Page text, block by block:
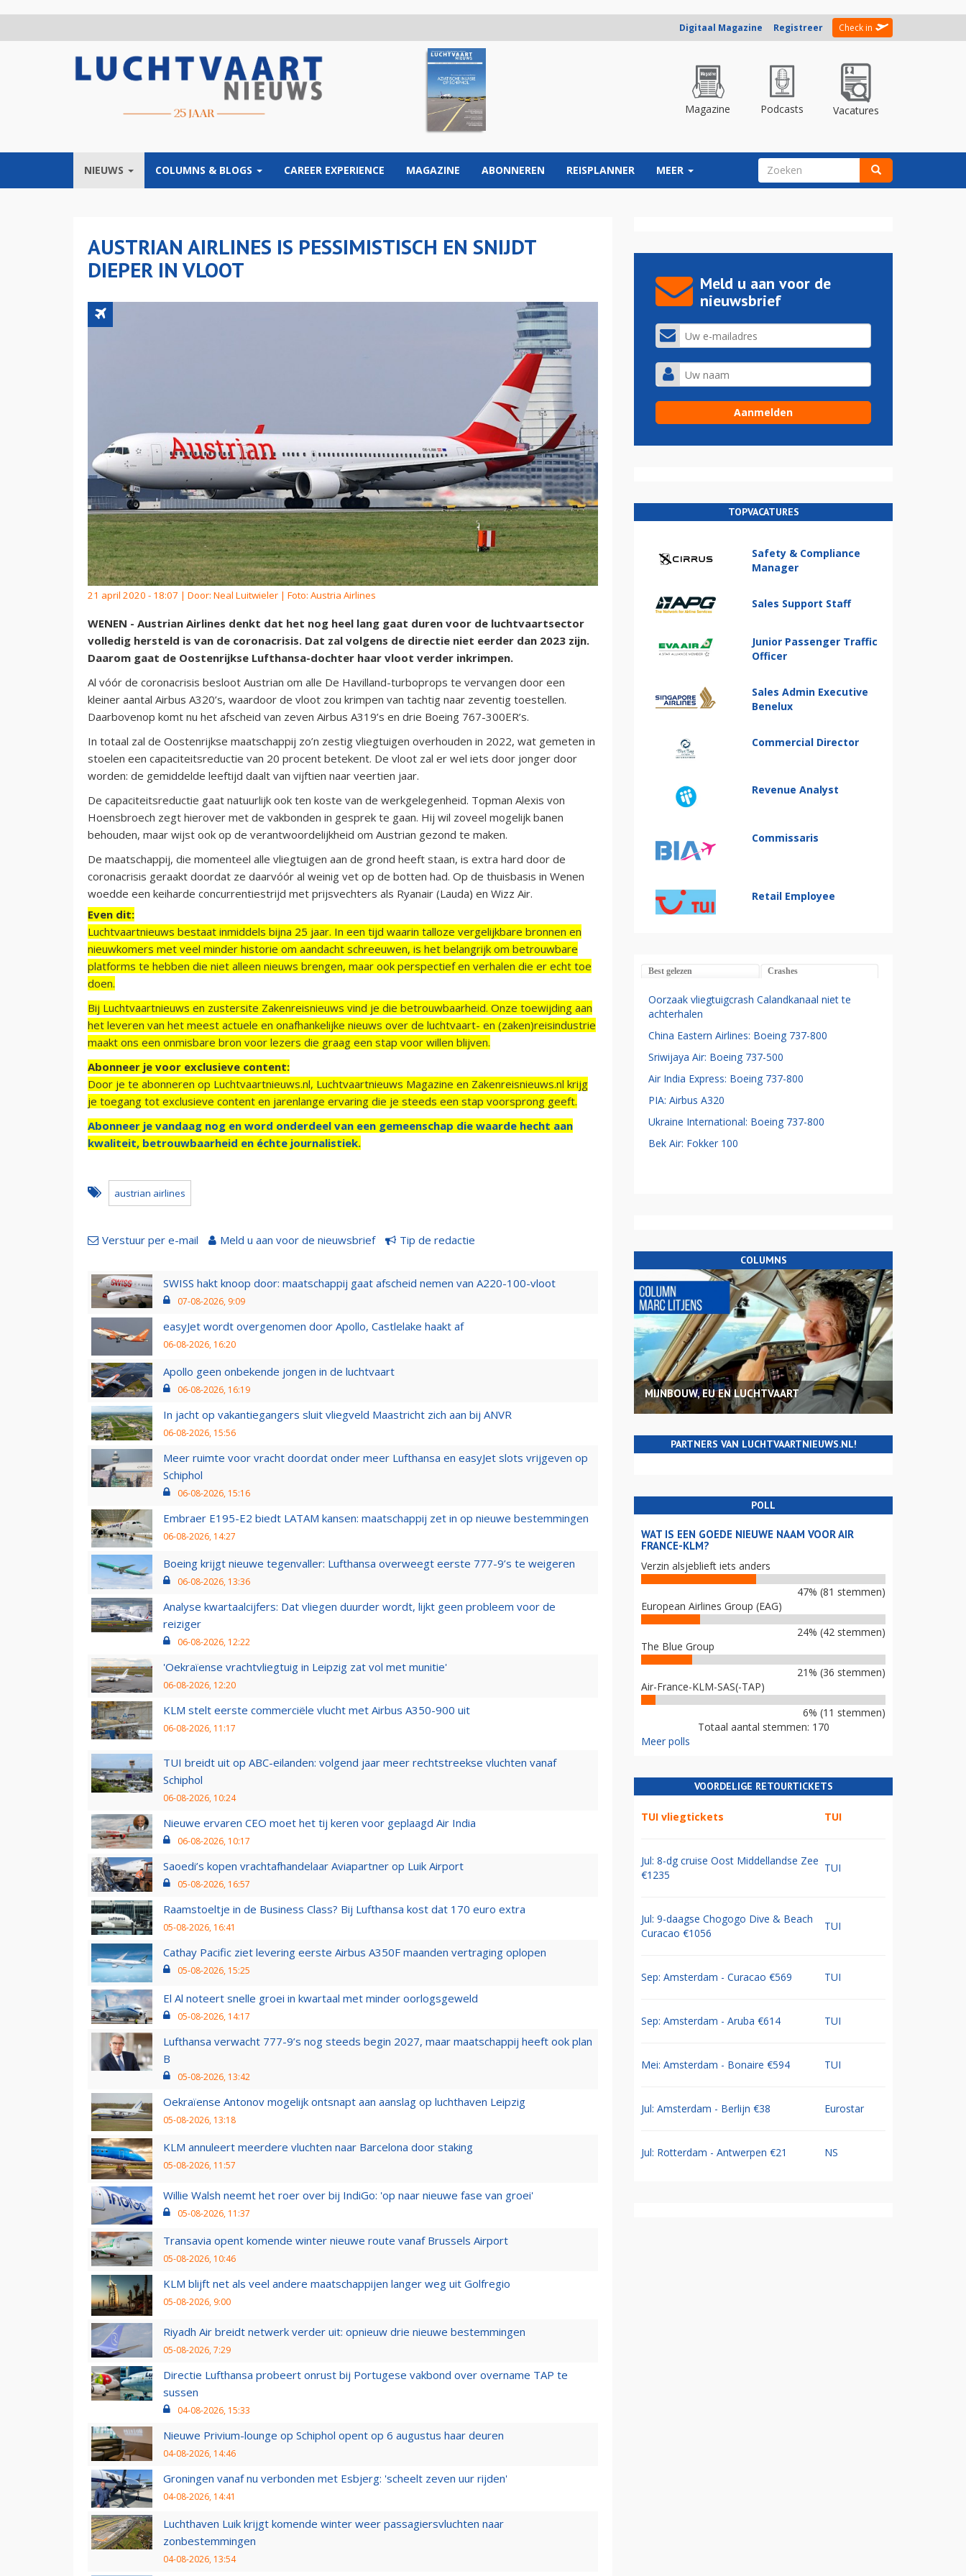
Digitaal Magazine Registreer Check in
Magazine Podcasts Vacatures
NIEUWS COLUMNS & BLOGS CAREER EXPERIENCE MAGAZINE ABONNEREN REISPLANNER MEER ZOEKVELD
AUSTRIAN AIRLINES IS PESSIMISTISCH EN SNIJDT
DIEPER IN VLOOT
21 april 2020 - 18:07 | Door: Neal Luitwieler | Foto: Austria Airlines
WENEN - Austrian Airlines denkt dat het nog heel lang gaat duren voor de luchtvaartsector
volledig hersteld is van de coronacrisis. Dat zal volgens de directie niet eerder dan 2023 zijn.
Daarom gaat de Oostenrijkse Lufthansa-dochter haar vloot verder inkrimpen.
Al vóór de coronacrisis besloot Austrian om alle De Havilland-turboprops te vervangen door een
kleiner aantal Airbus A320’s, waardoor de vloot zou krimpen van tachtig naar zeventig toestellen.
Daarbovenop komt nu het afscheid van zeven Airbus A319’s en drie Boeing 767-300ER’s.
In totaal zal de Oostenrijkse maatschappij zo’n zestig vliegtuigen overhouden in 2022, wat gemeten in
stoelen een capaciteitsreductie van 20 procent betekent. De vloot zal er wel iets door jonger door
worden: de gemiddelde leeftijd daalt van vijftien naar veertien jaar.
De capaciteitsreductie gaat natuurlijk ook ten koste van de werkgelegenheid. Topman Alexis von
Hoensbroech zegt hierover met de vakbonden in gesprek te gaan. Hij wil zoveel mogelijk banen
behouden, maar wijst ook op de verantwoordelijkheid om Austrian gezond te maken.
De maatschappij, die momenteel alle vliegtuigen aan de grond heeft staan, is extra hard door de
coronacrisis geraakt doordat ze daarvóór al weinig vet op de botten had. Op de thuisbasis in Wenen
woedde een keiharde concurrentiestrijd met prijsvechters als Ryanair (Lauda) en Wizz Air.
Even dit:
Luchtvaartnieuws bestaat inmiddels bijna 25 jaar. In een tijd waarin talloze vergelijkbare bronnen en
nieuwkomers met veel minder historie om aandacht schreeuwen, is het belangrijk om betrouwbare
platforms te hebben die niet alleen nieuws brengen, maar ook perspectief en verhalen die er echt toe
doen.
Bij Luchtvaartnieuws en zustersite Zakenreisnieuws vind je die betrouwbaarheid. Onze toewijding aan
het leveren van het meest actuele en onafhankelijke nieuws over de luchtvaart- en (zaken)reisindustrie
maakt ons een onmisbare bron voor lezers die graag een stap voor willen blijven.
Abonneer je voor exclusieve content:
Door je te abonneren op Luchtvaartnieuws.nl, Luchtvaartnieuws Magazine en Zakenreisnieuws.nl krijg
je toegang tot exclusieve content en jarenlange ervaring die je steeds een stap voorsprong geeft.
Abonneer je vandaag nog en word onderdeel van een gemeenschap die waarde hecht aan
kwaliteit, betrouwbaarheid en échte journalistiek.
austrian airlines
Verstuur per e-mail Meld u aan voor de nieuwsbrief Tip de redactie
SWISS hakt knoop door: maatschappij gaat afscheid nemen van A220-100-vloot
07-08-2026, 9:09
easyJet wordt overgenomen door Apollo, Castlelake haakt af
06-08-2026, 16:20
Apollo geen onbekende jongen in de luchtvaart
06-08-2026, 16:19
In jacht op vakantiegangers sluit vliegveld Maastricht zich aan bij ANVR
06-08-2026, 15:56
Meer ruimte voor vracht doordat onder meer Lufthansa en easyJet slots vrijgeven op
Schiphol
06-08-2026, 15:16
Embraer E195-E2 biedt LATAM kansen: maatschappij zet in op nieuwe bestemmingen
06-08-2026, 14:27
Boeing krijgt nieuwe tegenvaller: Lufthansa overweegt eerste 777-9’s te weigeren
06-08-2026, 13:36
Analyse kwartaalcijfers: Dat vliegen duurder wordt, lijkt geen probleem voor de
reiziger
06-08-2026, 12:22
'Oekraïense vrachtvliegtuig in Leipzig zat vol met munitie'
06-08-2026, 12:20
KLM stelt eerste commerciële vlucht met Airbus A350-900 uit
06-08-2026, 11:17
TUI breidt uit op ABC-eilanden: volgend jaar meer rechtstreekse vluchten vanaf
Schiphol
06-08-2026, 10:24
Nieuwe ervaren CEO moet het tij keren voor geplaagd Air India
06-08-2026, 10:17
Saoedi’s kopen vrachtafhandelaar Aviapartner op Luik Airport
05-08-2026, 16:57
Raamstoeltje in de Business Class? Bij Lufthansa kost dat 170 euro extra
05-08-2026, 16:41
Cathay Pacific ziet levering eerste Airbus A350F maanden vertraging oplopen
05-08-2026, 15:25
El Al noteert snelle groei in kwartaal met minder oorlogsgeweld
05-08-2026, 14:17
Lufthansa verwacht 777-9’s nog steeds begin 2027, maar maatschappij heeft ook plan
B
05-08-2026, 13:42
Oekraïense Antonov mogelijk ontsnapt aan aanslag op luchthaven Leipzig
05-08-2026, 13:18
KLM annuleert meerdere vluchten naar Barcelona door staking
05-08-2026, 11:57
Willie Walsh neemt het roer over bij IndiGo: 'op naar nieuwe fase van groei'
05-08-2026, 11:37
Transavia opent komende winter nieuwe route vanaf Brussels Airport
05-08-2026, 10:46
KLM blijft net als veel andere maatschappijen langer weg uit Golfregio
05-08-2026, 9:00
Riyadh Air breidt netwerk verder uit: opnieuw drie nieuwe bestemmingen
05-08-2026, 7:29
Directie Lufthansa probeert onrust bij Portugese vakbond over overname TAP te
sussen
04-08-2026, 15:33
Nieuwe Privium-lounge op Schiphol opent op 6 augustus haar deuren
04-08-2026, 14:46
Groningen vanaf nu verbonden met Esbjerg: 'scheelt zeven uur rijden'
04-08-2026, 14:41
Luchthaven Luik krijgt komende winter weer passagiersvluchten naar
zonbestemmingen
04-08-2026, 13:54
Meld u aan voor de
nieuwsbrief
TOPVACATURES
Safety & Compliance
Manager
Sales Support Staff
Junior Passenger Traffic
Officer
Sales Admin Executive
Benelux
Commercial Director
Revenue Analyst
Commissaris
Retail Employee
Best gelezen Crashes
Oorzaak vliegtuigcrash Calandkanaal niet te
achterhalen
China Eastern Airlines: Boeing 737-800
Sriwijaya Air: Boeing 737-500
Air India Express: Boeing 737-800
PIA: Airbus A320
Ukraine International: Boeing 737-800
Bek Air: Fokker 100
COLUMNS
MIJNBOUW, EU EN LUCHTVAART
PARTNERS VAN LUCHTVAARTNIEUWS.NL!
POLL
WAT IS EEN GOEDE NIEUWE NAAM VOOR AIR
FRANCE-KLM?
Verzin alsjeblieft iets anders
47% (81 stemmen)
European Airlines Group (EAG)
24% (42 stemmen)
The Blue Group
21% (36 stemmen)
Air-France-KLM-SAS(-TAP)
6% (11 stemmen)
Totaal aantal stemmen: 170
Meer polls
VOORDELIGE RETOURTICKETS
TUI vliegtickets TUI
Jul: 8-dg cruise Oost Middellandse Zee
€1235
TUI
Jul: 9-daagse Chogogo Dive & Beach
Curacao €1056
TUI
Sep: Amsterdam - Curacao €569 TUI
Sep: Amsterdam - Aruba €614 TUI
Mei: Amsterdam - Bonaire €594 TUI
Jul: Amsterdam - Berlijn €38 Eurostar
Jul: Rotterdam - Antwerpen €21 NS